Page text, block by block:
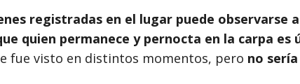
registradas en el lugar puede observarse
quien permanece y pernocta en la carpa es
fue visto en distintos momentos, pero no